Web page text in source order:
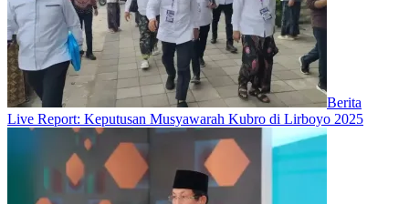
Berita
Live Report: Keputusan Musyawarah Kubro di Lirboyo 2025